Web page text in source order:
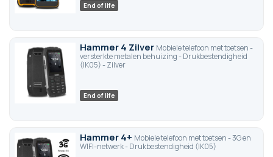
End of life
Hammer 4 Zilver Mobiele telefoon met toetsen -
versterkte metalen behuizing - Drukbestendigheid
(IK05) - Zilver
End of life
Hammer 4+ Mobiele telefoon met toetsen - 3G en
WIFI-netwerk - Drukbestendigheid (IK05)